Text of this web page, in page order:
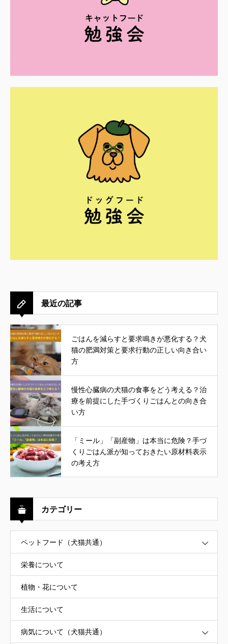
最近の記事
ごはんを減らすと要求鳴きが悪化する？犬
猫の肥満対策と要求行動の正しい向き合い
方
慢性心臓病の犬猫の食事をどう考える？治
療を前提にした手づくりごはんとの向き合
い方
「ミール」「副産物」は本当に危険？手づ
くりごはん派が知っておきたい原材料表示
の考え方
カテゴリー
ペットフード（犬猫共通）
栄養について
植物・花について
生活について
病気について（犬猫共通）